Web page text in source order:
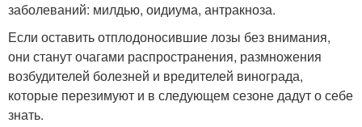
заболеваний: милдью, оидиума, антракноза.
Если оставить отплодоносившие лозы без внимания,
они станут очагами распространения, размножения
возбудителей болезней и вредителей винограда,
которые перезимуют и в следующем сезоне дадут о себе
знать.